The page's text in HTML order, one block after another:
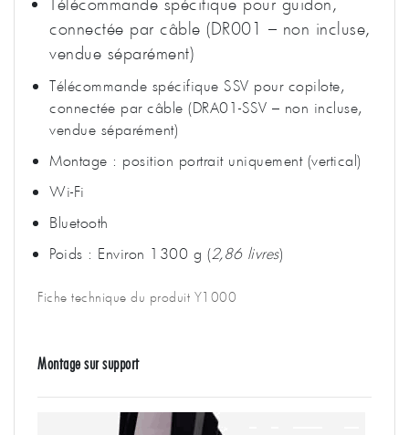
connectée par câble (DR001 – non incluse,
vendue séparément)
Télécommande spécifique SSV pour copilote,
connectée par câble (DRA01-SSV – non incluse,
vendue séparément)
Montage : position portrait uniquement (vertical)
Wi-Fi
Bluetooth
Poids : Environ 1300 g (2,86 livres)
Fiche technique du produit Y1000
Montage sur support